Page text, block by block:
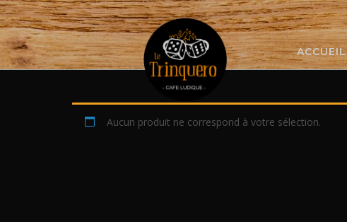
Skip
to
content
ACCUEIL
Aucun produit ne correspond à votre sélection.